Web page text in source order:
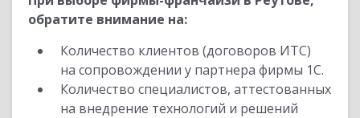
обратите внимание на:
Количество клиентов (договоров ИТС)
на сопровождении у партнера фирмы 1С.
Количество специалистов, аттестованных
на внедрение технологий и решений